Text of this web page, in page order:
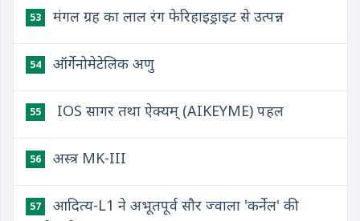
53 मंगल ग्रह का लाल रंग फेरिहाइड्राइट से उत्पन्न
54 ऑर्गेनोमेटेलिक अणु
55 ​ IOS सागर तथा ऐक्यम् (AIKEYME) पहल
56 अस्त्र MK-III
57
आदित्य-L1 ने अभूतपूर्व सौर ज्वाला 'कर्नेल' की